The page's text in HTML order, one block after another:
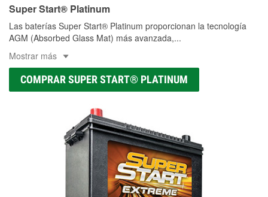
Super Start® Platinum
Las baterías Super Start® Platinum proporcionan la tecnología
AGM (Absorbed Glass Mat) más avanzada,...
Mostrar más
COMPRAR SUPER START® PLATINUM